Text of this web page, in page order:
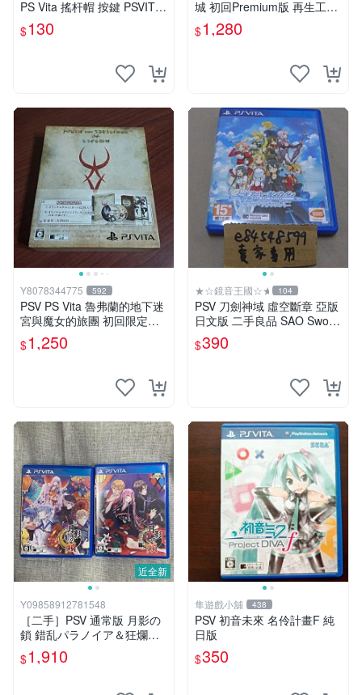
PS Vita 搖杆帽 按鍵 PSVITA
保護帽 搖桿套 配件 裸裝出貨
$130
城 初回Premium版 再生工場
01
$1,280
Y8078344775 592
PSV PS Vita 魯弗蘭的地下迷
宮與魔女的旅團 初回限定版
純日版 （二手）
$1,250
★☆鏡音王國☆★ 104
PSV 刀劍神域 虛空斷章 亞版
日文版 二手良品 SAO Sword
Art Online
$390
近全新
Y09858912781548
［二手］PSV 通常版 月影の
鎖 錯乱パラノイア＆狂爛モ
ラトリアム 乙女遊戲 TAKUY
O 拓洋
$1,910
隼遊戲小舖 438
PSV 初音未來 名伶計畫F 純
日版
$350